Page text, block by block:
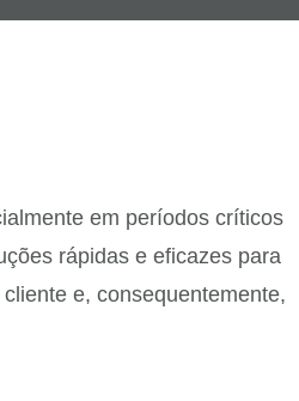
em períodos críticos
rápidas e eficazes para
e, consequentemente,